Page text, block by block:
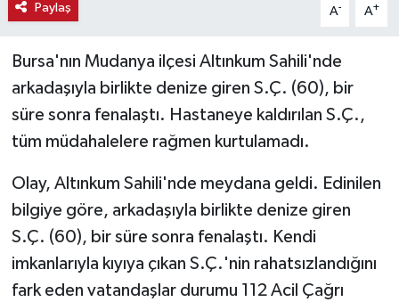
Paylaş A- A+
Bursa'nın Mudanya ilçesi Altınkum Sahili'nde
arkadaşıyla birlikte denize giren S.Ç. (60), bir
süre sonra fenalaştı. Hastaneye kaldırılan S.Ç.,
tüm müdahalelere rağmen kurtulamadı.
Olay, Altınkum Sahili'nde meydana geldi. Edinilen
bilgiye göre, arkadaşıyla birlikte denize giren
S.Ç. (60), bir süre sonra fenalaştı. Kendi
imkanlarıyla kıyıya çıkan S.Ç.'nin rahatsızlandığını
fark eden vatandaşlar durumu 112 Acil Çağrı
Resmi İlanlar
Sağlık
Seri İlan
Siyaset
Spor
Teknoloji
Vasıta